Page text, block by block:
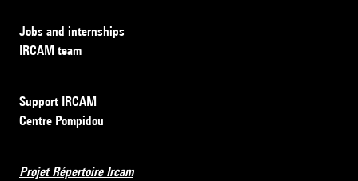
Jobs and internships
IRCAM team
Support IRCAM
Centre Pompidou
Projet Répertoire Ircam